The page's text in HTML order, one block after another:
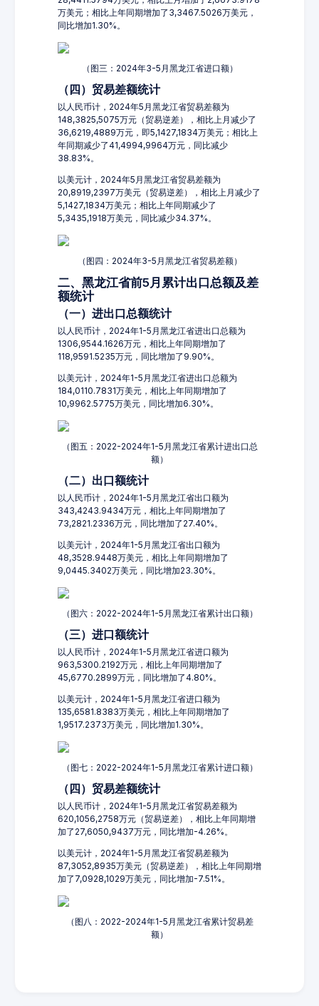
万美元；相比上年同期增加了3,3467.5026万美元，
同比增加1.30%。
（图三：2024年3-5月黑龙江省进口额）
（四）贸易差额统计
以人民币计，2024年5月黑龙江省贸易差额为
148,3825,5075万元（贸易逆差），相比上月减少了
36,6219,4889万元，即5,1427,1834万美元；相比上
年同期减少了41,4994,9964万元，同比减少
38.83%。
以美元计，2024年5月黑龙江省贸易差额为
20,8919,2397万美元（贸易逆差），相比上月减少了
5,1427,1834万美元；相比上年同期减少了
5,3435,1918万美元，同比减少34.37%。
（图四：2024年3-5月黑龙江省贸易差额）
二、黑龙江省前5月累计出口总额及差
额统计
（一）进出口总额统计
以人民币计，2024年1-5月黑龙江省进出口总额为
1306,9544.1626万元，相比上年同期增加了
118,9591.5235万元，同比增加了9.90%。
以美元计，2024年1-5月黑龙江省进出口总额为
184,0110.7831万美元，相比上年同期增加了
10,9962.5775万美元，同比增加6.30%。
（图五：2022-2024年1-5月黑龙江省累计进出口总
额）
（二）出口额统计
以人民币计，2024年1-5月黑龙江省出口额为
343,4243.9434万元，相比上年同期增加了
73,2821.2336万元，同比增加了27.40%。
以美元计，2024年1-5月黑龙江省出口额为
48,3528.9448万美元，相比上年同期增加了
9,0445.3402万美元，同比增加23.30%。
（图六：2022-2024年1-5月黑龙江省累计出口额）
（三）进口额统计
以人民币计，2024年1-5月黑龙江省进口额为
963,5300.2192万元，相比上年同期增加了
45,6770.2899万元，同比增加了4.80%。
以美元计，2024年1-5月黑龙江省进口额为
135,6581.8383万美元，相比上年同期增加了
1,9517.2373万美元，同比增加1.30%。
（图七：2022-2024年1-5月黑龙江省累计进口额）
（四）贸易差额统计
以人民币计，2024年1-5月黑龙江省贸易差额为
620,1056,2758万元（贸易逆差），相比上年同期增
加了27,6050,9437万元，同比增加-4.26%。
以美元计，2024年1-5月黑龙江省贸易差额为
87,3052,8935万美元（贸易逆差），相比上年同期增
加了7,0928,1029万美元，同比增加-7.51%。
（图八：2022-2024年1-5月黑龙江省累计贸易差
额）